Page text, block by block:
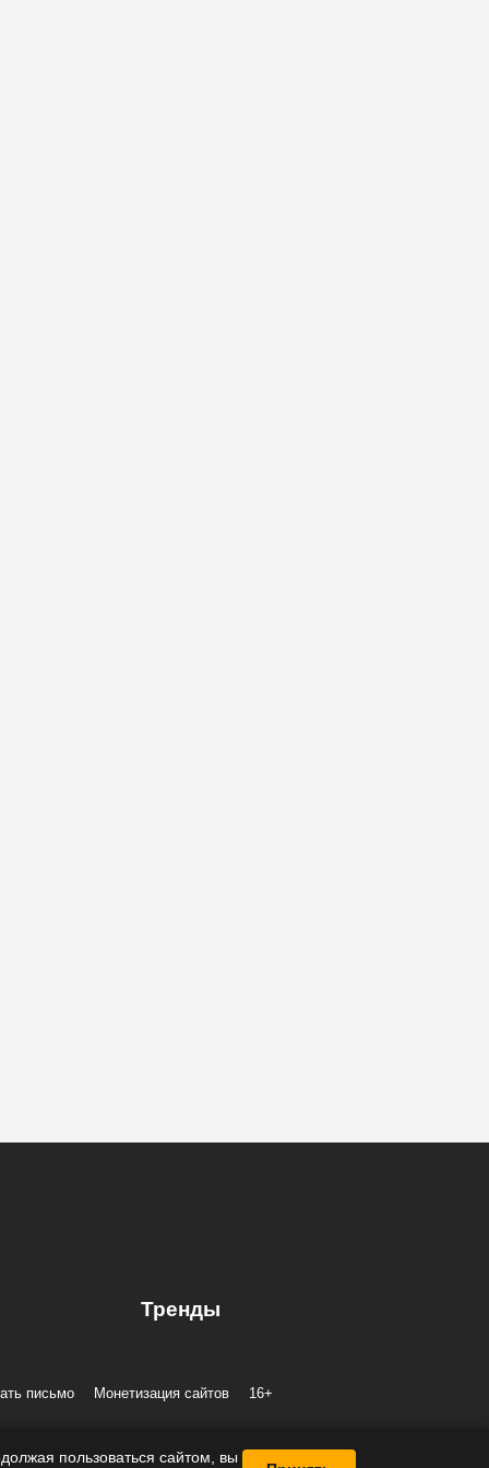
Тренды
письмо Монетизация сайтов 16+
помещение 40-Н, комната 12
пользоваться сайтом, вы